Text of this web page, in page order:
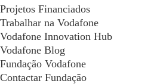
Projetos Financiados
Trabalhar na Vodafone
Vodafone Innovation Hub
Vodafone Blog
Fundação Vodafone
Contactar Fundação